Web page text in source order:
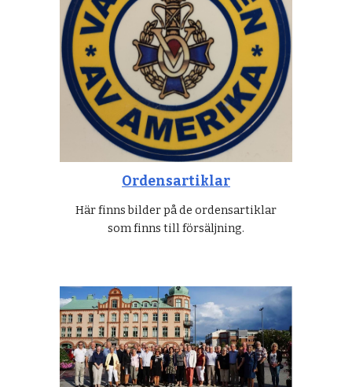
Ordensartiklar
Här finns bilder på de ordensartiklar
som finns till försäljning.